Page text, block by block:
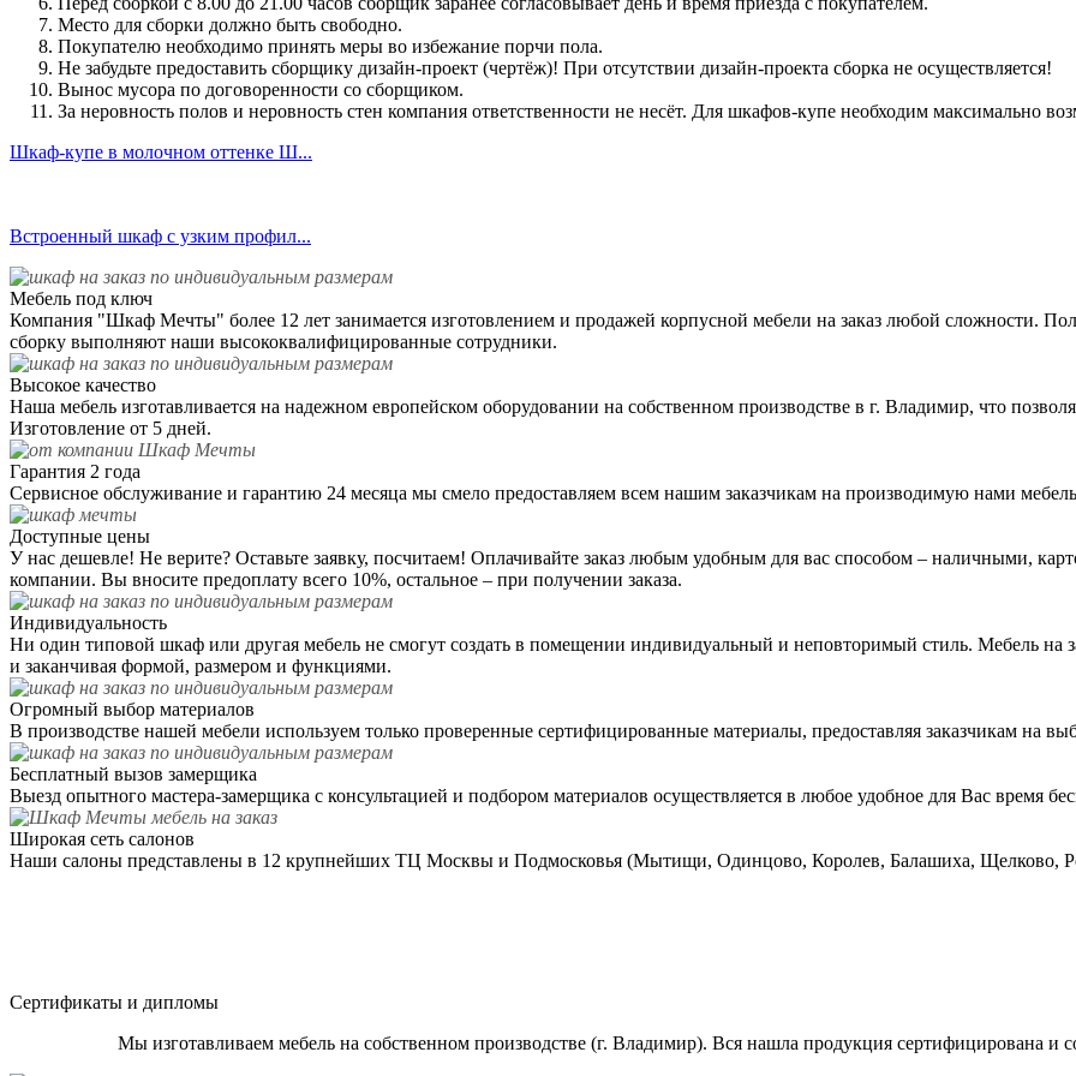
Место для сборки должно быть свободно.
Покупателю необходимо принять меры во избежание порчи пола.
Не забудьте предоставить сборщику дизайн-проект (чертёж)! При отсутствии дизайн-проекта сборка не осуществляется!
Вынос мусора по договоренности со сборщиком.
За неровность полов и неровность стен компания ответственности не несёт. Для шкафов-купе необходим максимально
Шкаф-купе в молочном оттенке Ш...
Встроенный шкаф с узким профил...
Мебель под ключ
Компания "Шкаф Мечты" более 12 лет занимается изготовлением и продажей корпусной мебели на заказ любой сложности.
сборку выполняют наши высококвалифицированные сотрудники.
Высокое качество
Наша мебель изготавливается на надежном европейском оборудовании на собственном производстве в г. Владимир, что
Изготовление от 5 дней.
Гарантия 2 года
Сервисное обслуживание и гарантию 24 месяца мы смело предоставляем всем нашим заказчикам на производимую нами
Доступные цены
У нас дешевле! Не верите? Оставьте заявку, посчитаем! Оплачивайте заказ любым удобным для вас способом – наличными,
компании. Вы вносите предоплату всего 10%, остальное – при получении заказа.
Индивидуальность
Ни один типовой шкаф или другая мебель не смогут создать в помещении индивидуальный и неповторимый стиль. Мебель на
и заканчивая формой, размером и функциями.
Огромный выбор материалов
В производстве нашей мебели используем только проверенные сертифицированные материалы, предоставляя заказчикам на
Бесплатный вызов замерщика
Выезд опытного мастера-замерщика с консультацией и подбором материалов осуществляется в любое удобное для Вас время
Широкая сеть салонов
Наши салоны представлены в 12 крупнейших ТЦ Москвы и Подмосковья (Мытищи, Одинцово, Королев, Балашиха, Щелково,
Сертификаты и дипломы
Мы изготавливаем мебель на собственном производстве (г. Владимир). Вся нашла продукция сертифицирована и